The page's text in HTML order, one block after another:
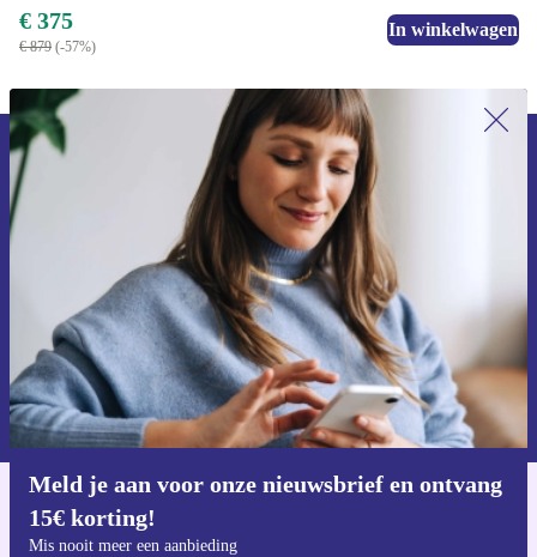
€ 375
€ 879 (-57%)
In winkelwagen
Meld je aan voor onze nieuwsbrief en ontvang
15€ korting!
Mis nooit meer een aanbieding
Meld je aan voor onze nieuwsbrief en
ontvang €15 korting!
Mis nooit meer een aanbieding.
Voucher aanvragen
Informatie over het gebruik van persoonsgegevens vind je in ons
privacybeleid.
Voor iOS en Android